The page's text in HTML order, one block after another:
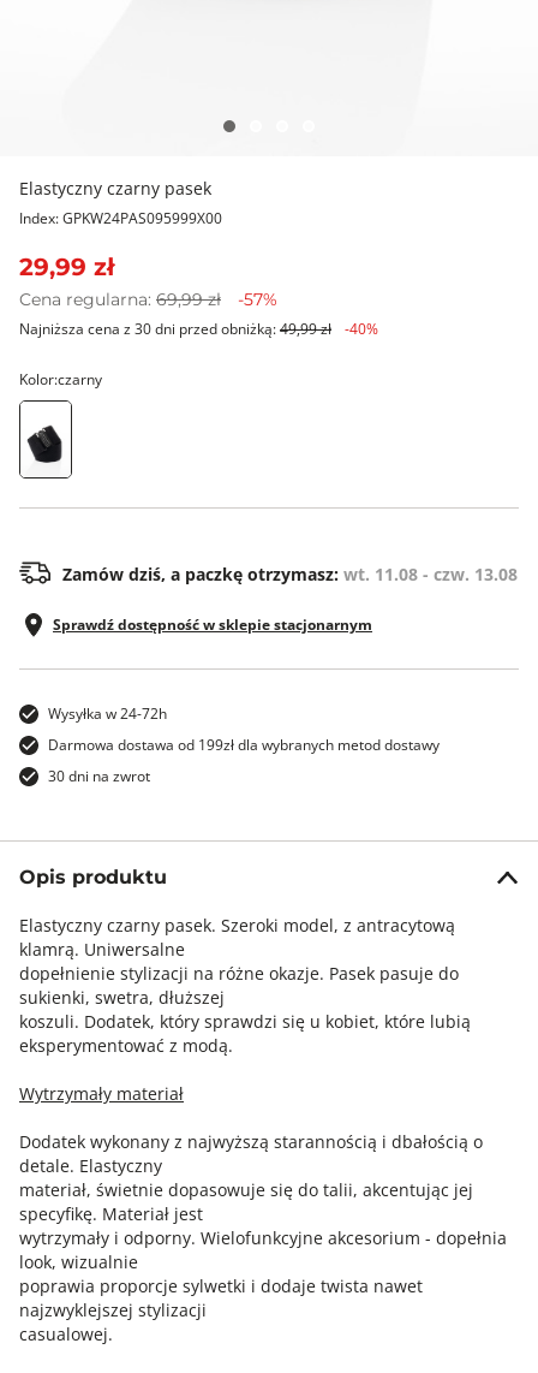
Elastyczny czarny pasek
Index: GPKW24PAS095999X00
29,99 zł
Cena regularna: 69,99 zł -57%
Najniższa cena z 30 dni przed obniżką:49,99 zł -40%
Kolor:czarny
Zamów dziś, a paczkę otrzymasz: wt. 11.08 - czw. 13.08
Sprawdź dostępność w sklepie stacjonarnym
Wysyłka w 24-72h
Darmowa dostawa od 199zł dla wybranych metod dostawy
30 dni na zwrot
Opis produktu
Elastyczny czarny pasek. Szeroki model, z antracytową
klamrą. Uniwersalne
dopełnienie stylizacji na różne okazje. Pasek pasuje do
sukienki, swetra, dłuższej
koszuli. Dodatek, który sprawdzi się u kobiet, które lubią
eksperymentować z modą.
Wytrzymały materiał
Dodatek wykonany z najwyższą starannością i dbałością o
detale. Elastyczny
materiał, świetnie dopasowuje się do talii, akcentując jej
specyfikę. Materiał jest
wytrzymały i odporny. Wielofunkcyjne akcesorium - dopełnia
look, wizualnie
poprawia proporcje sylwetki i dodaje twista nawet
najzwyklejszej stylizacji
casualowej.